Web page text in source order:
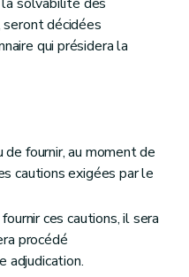
seront décidées
qui présidera la
de fournir, au moment de
cautions exigées par le
ces cautions, il sera
procédé
adjudication.